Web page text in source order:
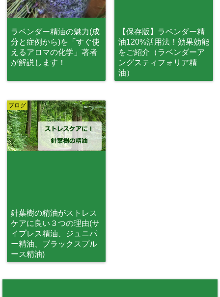
ラベンダー精油の魅力(成
分と症例から)を「すぐ使
えるアロマの化学」著者
が解説します！
【保存版】ラベンダー精
油120%活用法！効果効能
をご紹介（ラベンダーア
ングスティフォリア精
油）
ブログ
針葉樹の精油がストレス
ケアに良い３つの理由(サ
イプレス精油、ジュニパ
ー精油、ブラックスプル
ース精油)